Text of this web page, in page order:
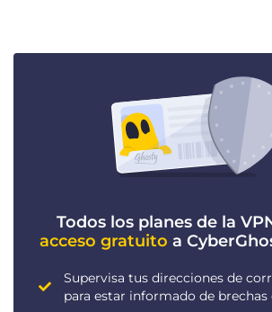
Todos los planes de la
acceso gratuito a
Supervisa tus direcciones de
para estar informado de brechas